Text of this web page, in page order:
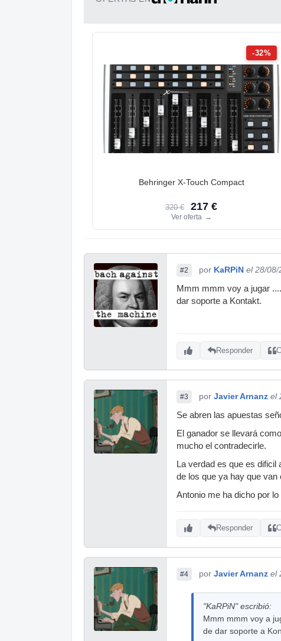
-32%
Behringer X-Touch Compact
320 € 217 €
Ver oferta →
#2 por KaRPiN el 28/08/
Mmm mmm voy a jugar
dar soporte a Kontakt.
Responder
#3 por Javier Arnanz el
Se abren las apuestas
El ganador se llevará
mucho el contradecirle.
La verdad es que es dificil
de los que ya hay que van
Antonio me ha dicho por
Responder
#4 por Javier Arnanz el
"KaRPiN" escribió:
Mmm mmm voy a
de dar soporte a